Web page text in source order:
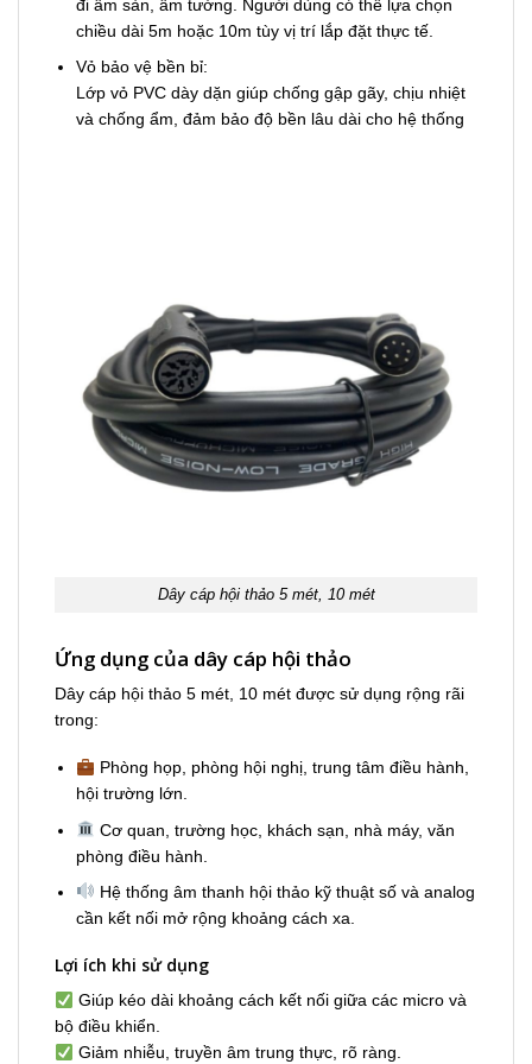
đi âm sàn, âm tường. Người dùng có thể lựa chọn
chiều dài 5m hoặc 10m tùy vị trí lắp đặt thực tế.
Vỏ bảo vệ bền bỉ:
Lớp vỏ PVC dày dặn giúp chống gập gãy, chịu nhiệt
và chống ẩm, đảm bảo độ bền lâu dài cho hệ thống
Dây cáp hội thảo 5 mét, 10 mét
Ứng dụng của dây cáp hội thảo
Dây cáp hội thảo 5 mét, 10 mét được sử dụng rộng rãi
trong:
Phòng họp, phòng hội nghị, trung tâm điều hành,
hội trường lớn.
Cơ quan, trường học, khách sạn, nhà máy, văn
phòng điều hành.
Hệ thống âm thanh hội thảo kỹ thuật số và analog
cần kết nối mở rộng khoảng cách xa.
Lợi ích khi sử dụng
Giúp kéo dài khoảng cách kết nối giữa các micro và
bộ điều khiển.
Giảm nhiễu, truyền âm trung thực, rõ ràng.